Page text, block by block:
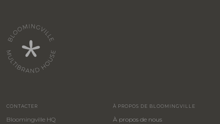
CONTACTER
Bloomingville HQ
À PROPOS DE BLOOMINGVILLE
À propos de nous